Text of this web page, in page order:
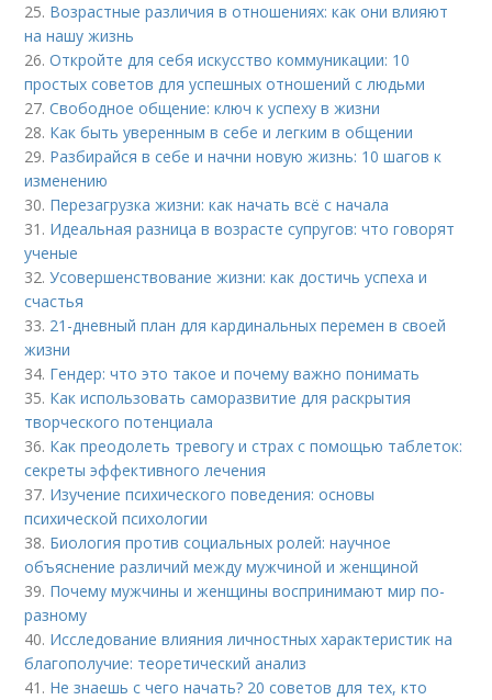
25. Возрастные различия в отношениях: как они влияют
на нашу жизнь
26.Откройте для себя искусство коммуникации: 10
простых советов для успешных отношений с людьми
27.Свободное общение: ключ к успеху в жизни
28. Как быть уверенным в себе и легким в общении
29. Разбирайся в себе и начни новую жизнь: 10 шагов к
изменению
30. Перезагрузка жизни: как начать всё с начала
31. Идеальная разница в возрасте супругов: что говорят
ученые
32.Усовершенствование жизни: как достичь успеха и
счастья
33. 21-дневный план для кардинальных перемен в своей
жизни
34. Гендер: что это такое и почему важно понимать
35. Как использовать саморазвитие для раскрытия
творческого потенциала
36. Как преодолеть тревогу и страх с помощью таблеток:
секреты эффективного лечения
37. Изучение психического поведения: основы
психической психологии
38. Биология против социальных ролей: научное
объяснение различий между мужчиной и женщиной
39. Почему мужчины и женщины воспринимают мир по-
разному
40. Исследование влияния личностных характеристик на
благополучие: теоретический анализ
41. Не знаешь с чего начать? 20 советов для тех, кто